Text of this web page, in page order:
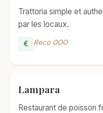
Trattoria simple et
par les locaux.
€ Reco OOO
Lampara
Restaurant de poisson